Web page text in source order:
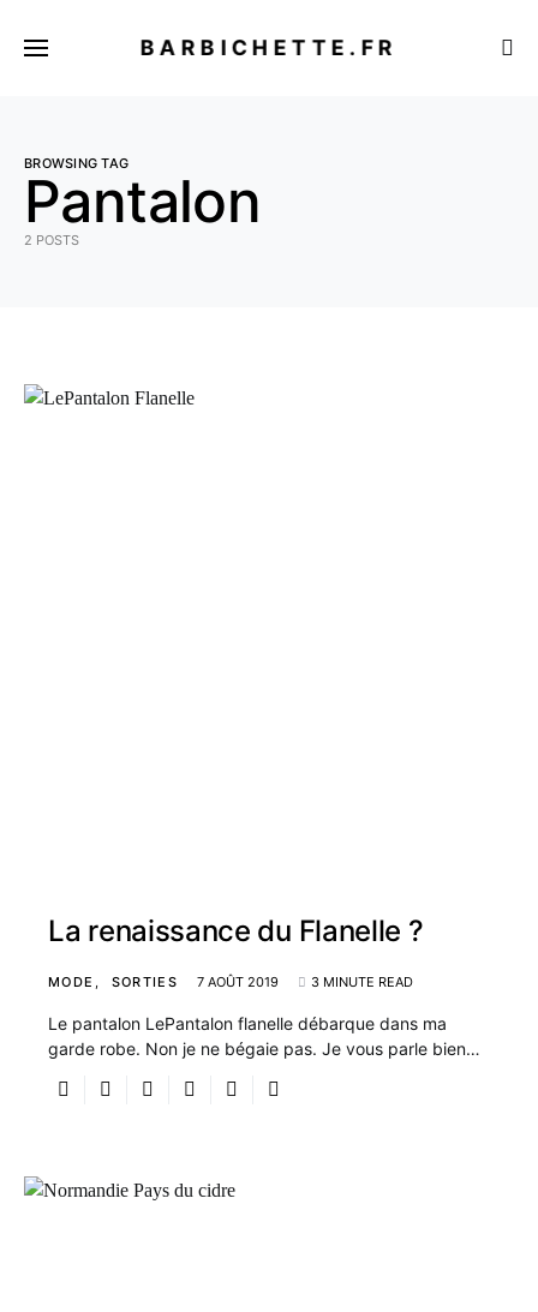
BARBICHETTE.FR
BROWSING TAG
Pantalon
2 POSTS
La renaissance du Flanelle ?
MODE SORTIES 7 AOÛT 2019 3 MINUTE READ
Le pantalon LePantalon flanelle débarque dans ma
garde robe. Non je ne bégaie pas. Je vous parle bien…